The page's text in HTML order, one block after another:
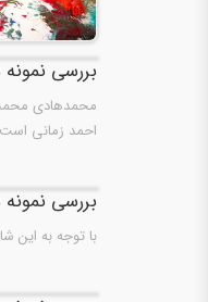
بررسی
محمدهادی
احمد زمانی
بررسی
با توجه به